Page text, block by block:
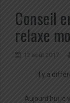
Conseil
relaxe
12 août 2017
Il y a
Aujourd’hui je